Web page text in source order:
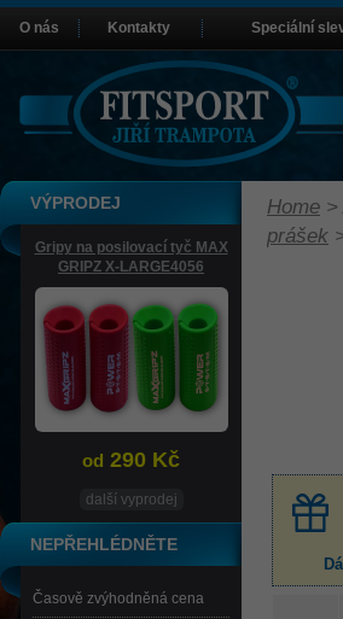
Home >
prášek
VÝPRODEJ
Gripy na posilovací tyč MAX
GRIPZ X-LARGE4056
od 290 Kč
další vyprodej
NEPŘEHLÉDNĚTE
Časově zvýhodněná cena
O nás Kontakty Speciální